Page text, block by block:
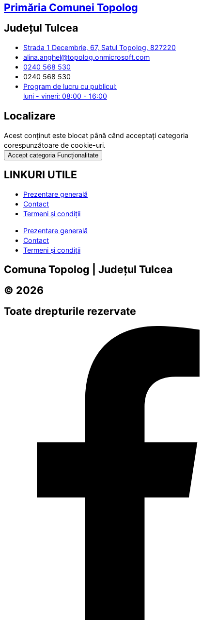
Primăria Comunei Topolog
Județul Tulcea
Strada 1 Decembrie, 67, Satul Topolog, 827220
alina.anghel@topolog.onmicrosoft.com
0240 568 530
0240 568 530
Program de lucru cu publicul:
luni - vineri: 08:00 - 16:00
Localizare
Acest conținut este blocat până când acceptați categoria
corespunzătoare de cookie-uri.
Accept categoria Funcționalitate
LINKURI UTILE
Prezentare generală
Contact
Termeni și condiții
Prezentare generală
Contact
Termeni și condiții
Comuna Topolog | Județul Tulcea
© 2026
Toate drepturile rezervate